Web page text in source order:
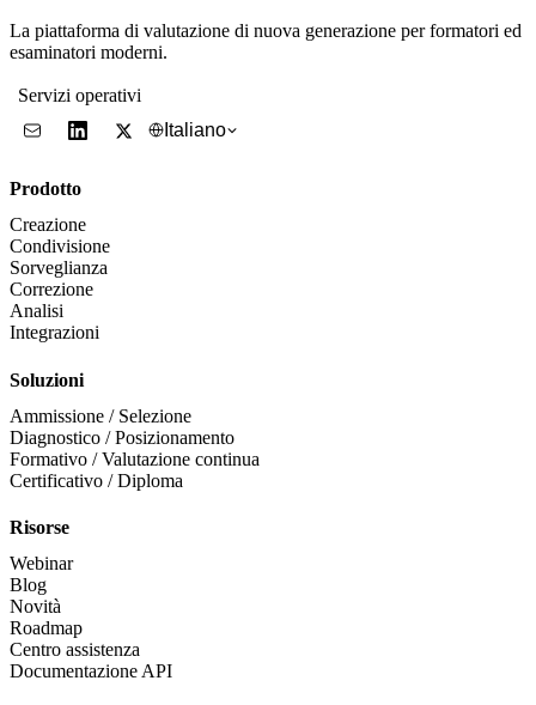
La piattaforma di valutazione di nuova generazione per formatori ed
esaminatori moderni.
Servizi operativi
Italiano
Prodotto
Creazione
Condivisione
Sorveglianza
Correzione
Analisi
Integrazioni
Soluzioni
Ammissione / Selezione
Diagnostico / Posizionamento
Formativo / Valutazione continua
Certificativo / Diploma
Risorse
Webinar
Blog
Novità
Roadmap
Centro assistenza
Documentazione API